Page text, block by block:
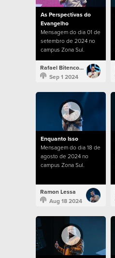
As Perspectivas do
Evangelho
Mensagem do dia 01 de
setembro de 2024 no
campus Zona Sul.
Rafael Bitencourt
Sep 1 2024
Enquanto Isso
Mensagem do dia 18 de
agosto de 2024 no
campus Zona Sul.
Ramon Lessa
Aug 18 2024